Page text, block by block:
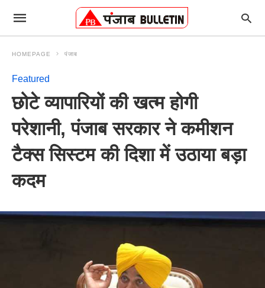
HOMEPAGE पंजाब
Featured
छोटे व्यापारियों की खत्म होगी
परेशानी, पंजाब सरकार ने कमीशन
टैक्स सिस्टम की दिशा में उठाया बड़ा
कदम